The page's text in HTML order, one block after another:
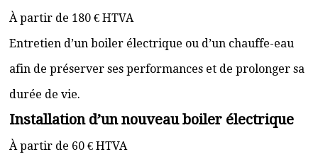
À partir de 180 € HTVA
Entretien d’un boiler électrique ou d’un chauffe-eau
afin de préserver ses performances et de prolonger sa
durée de vie.
Installation d’un nouveau boiler électrique
À partir de 60 € HTVA